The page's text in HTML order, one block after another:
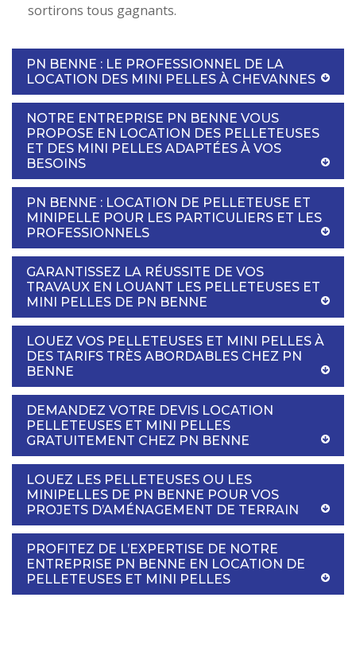
sortirons tous gagnants.
PN BENNE : LE PROFESSIONNEL DE LA
LOCATION DES MINI PELLES À CHEVANNES
NOTRE ENTREPRISE PN BENNE VOUS
PROPOSE EN LOCATION DES PELLETEUSES
ET DES MINI PELLES ADAPTÉES À VOS
BESOINS
PN BENNE : LOCATION DE PELLETEUSE ET
MINIPELLE POUR LES PARTICULIERS ET LES
PROFESSIONNELS
GARANTISSEZ LA RÉUSSITE DE VOS
TRAVAUX EN LOUANT LES PELLETEUSES ET
MINI PELLES DE PN BENNE
LOUEZ VOS PELLETEUSES ET MINI PELLES À
DES TARIFS TRÈS ABORDABLES CHEZ PN
BENNE
DEMANDEZ VOTRE DEVIS LOCATION
PELLETEUSES ET MINI PELLES
GRATUITEMENT CHEZ PN BENNE
LOUEZ LES PELLETEUSES OU LES
MINIPELLES DE PN BENNE POUR VOS
PROJETS D’AMÉNAGEMENT DE TERRAIN
PROFITEZ DE L’EXPERTISE DE NOTRE
ENTREPRISE PN BENNE EN LOCATION DE
PELLETEUSES ET MINI PELLES